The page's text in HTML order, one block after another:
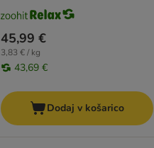
45,99 €
3,83 € / kg
43,69 €
Dodaj v košarico